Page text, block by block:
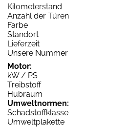
Kilometerstand
Anzahl der Türen
Farbe
Standort
Lieferzeit
Unsere Nummer
Motor:
kW / PS
Treibstoff
Hubraum
Umweltnormen:
Schadstoffklasse
Umweltplakette